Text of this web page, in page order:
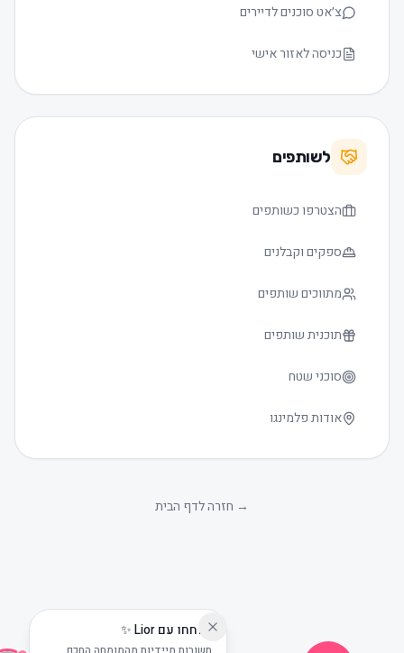
גודל טקסט
שוחחו עם Lior ✨
צ׳אט סוכנים לדיירים
כניסה לאזור אישי
לשותפים
הצטרפו כשותפים
ספקים וקבלנים
מתווכים שותפים
תוכנית שותפים
סוכני שטח
אודות פלמינגו
חזרה לדף הבית